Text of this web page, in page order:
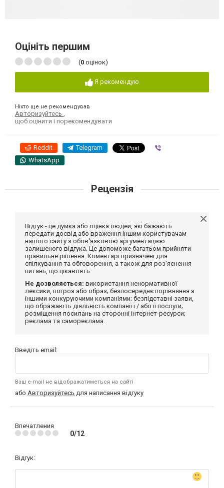
Оцініть першим
(0 оцінок)
Я рекомендую
Ніхто ще не рекомендував
Авторизуйтесь
щоб оцінити і порекомендувати
Reddit Telegram
WhatsApp
Рецензія
Відгук - це думка або оцінка людей, які бажають
передати досвід або враження іншим користувачам
нашого сайту з обов'язковою аргументацією
залишеного відгука. Це допоможе багатьом прийняти
правильне рішення. Коментарі призначені для
спілкування та обговорення, а також для роз'яснення
питань, що цікавлять.
Не дозволяється: використання ненормативної
лексики, погроз або образ; безпосереднє порівняння з
іншими конкуруючими компаніями; безпідставні заяви,
що ображають діяльність компанії і / або її послуги;
розміщення посилань на сторонні інтернет-ресурси;
реклама та самореклама.
Введіть email:
Ваш e-mail не відображатиметься на сайті
або Авторизуйтесь для написання відгуку
Впечатления
0/12
Відгук: